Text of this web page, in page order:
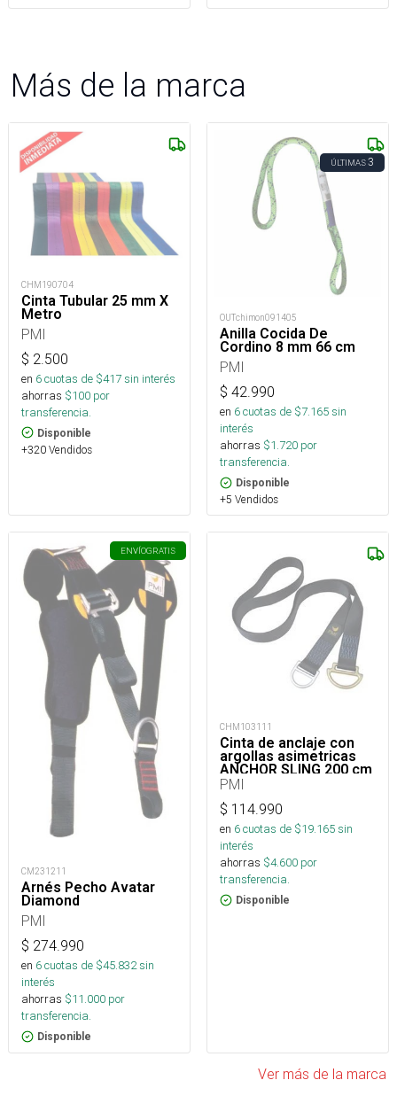
Más de la marca
CHM190704
Cinta Tubular 25 mm X
Metro
PMI
$ 2.500
en 6cuotas de $417sin interés
ahorras $100 por
transferencia.
Disponible
+320 Vendidos
ÚLTIMAS3
OUTchimon091405
Anilla Cocida De
Cordino 8 mm 66 cm
PMI
$ 42.990
en 6cuotas de $7.165sin
interés
ahorras $1.720 por
transferencia.
Disponible
+5 Vendidos
ENVÍOGRATIS
CM231211
Arnés Pecho Avatar
Diamond
PMI
$ 274.990
en 6cuotas de $45.832sin
interés
ahorras $11.000 por
transferencia.
Disponible
CHM103111
Cinta de anclaje con
argollas asimetricas
ANCHOR SLING 200 cm
26.1kN
PMI
$ 114.990
en 6cuotas de $19.165sin
interés
ahorras $4.600 por
transferencia.
Disponible
Ver más de la marca